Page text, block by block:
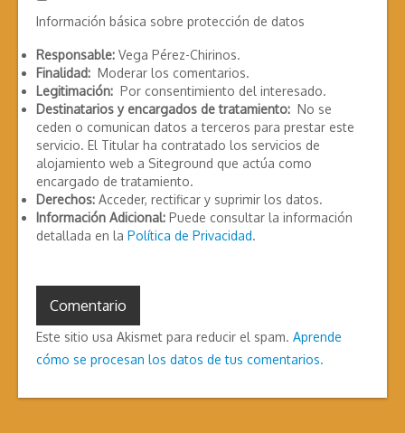
Información básica sobre protección de datos
Responsable: Vega Pérez-Chirinos.
Finalidad: Moderar los comentarios.
Legitimación: Por consentimiento del interesado.
Destinatarios y encargados de tratamiento: No se
ceden o comunican datos a terceros para prestar este
servicio. El Titular ha contratado los servicios de
alojamiento web a Siteground que actúa como
encargado de tratamiento.
Derechos: Acceder, rectificar y suprimir los datos.
Información Adicional: Puede consultar la información
detallada en la Política de Privacidad.
Este sitio usa Akismet para reducir el spam. Aprende
cómo se procesan los datos de tus comentarios.